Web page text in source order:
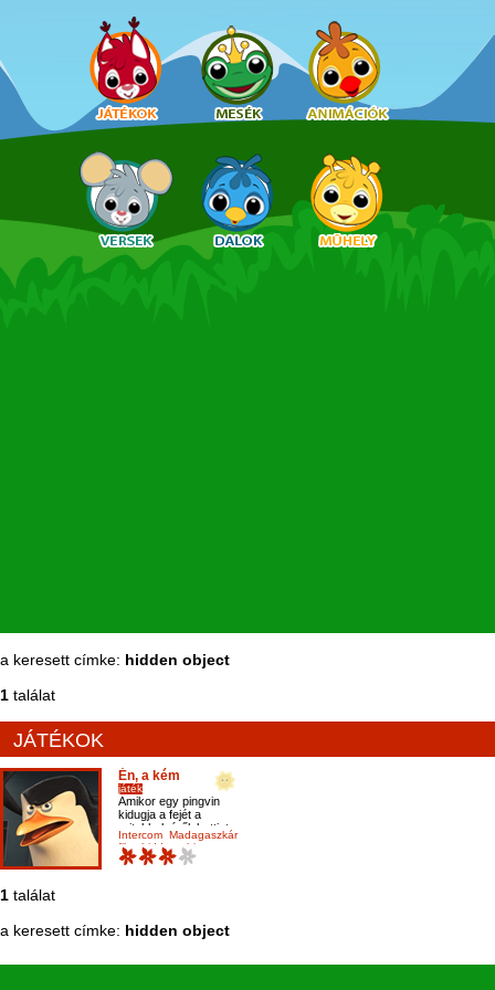
a keresett címke: hidden object
1 találat
JÁTÉKOK
Én, a kém
játék
Amikor egy pingvin
kidugja a fejét a
rejtekhelyéről, kattints
rá!
Intercom Madagaszkár
film
hidden object
1 találat
a keresett címke: hidden object